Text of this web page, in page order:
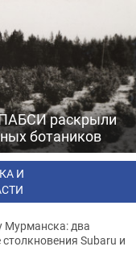
раскрыли
ботаников
И
Мурманска: два
Subaru и